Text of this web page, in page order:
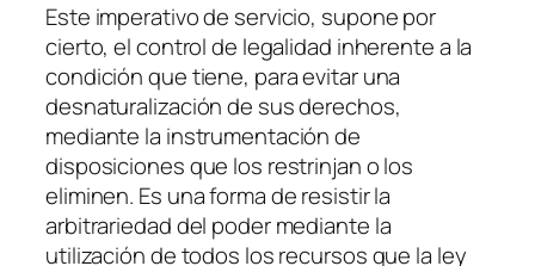
Este imperativo de servicio, supone por
cierto, el control de legalidad inherente a la
condición que tiene, para evitar una
desnaturalización de sus derechos,
mediante la instrumentación de
disposiciones que los restrinjan o los
eliminen. Es una forma de resistir la
arbitrariedad del poder mediante la
utilización de todos los recursos que la ley